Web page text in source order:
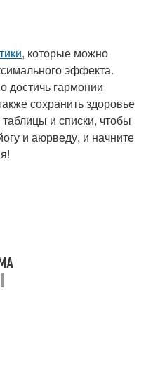
, которые можно
эффекта.
достичь гармонии
сохранить здоровье
и списки, чтобы
и аюрведу, и начните